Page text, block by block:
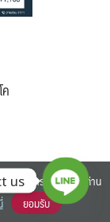
ทธิภาพการใช้งานของท่าน
ยอมรับ
us